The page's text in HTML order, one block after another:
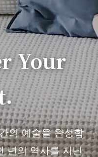
Your
의 예술을 완성합
년의 역사를 지닌